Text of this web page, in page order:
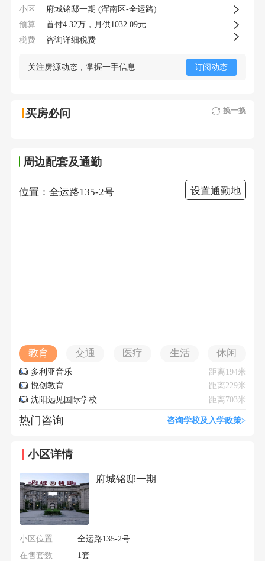
小区 府城铭邸一期 (浑南区-全运路)
预算 首付4.32万，月供1032.09元
税费 咨询详细税费
关注房源动态，掌握一手信息 订阅动态
买房必问 换一换
周边配套及通勤
位置：全运路135-2号 设置通勤地
教育 交通 医疗 生活 休闲
多利亚音乐
距离194米
悦创教育
距离229米
沈阳远见国际学校
距离703米
热门咨询 咨询学校及入学政策>
小区详情
府城铭邸一期
小区位置
全运路135-2号
在售套数
1套